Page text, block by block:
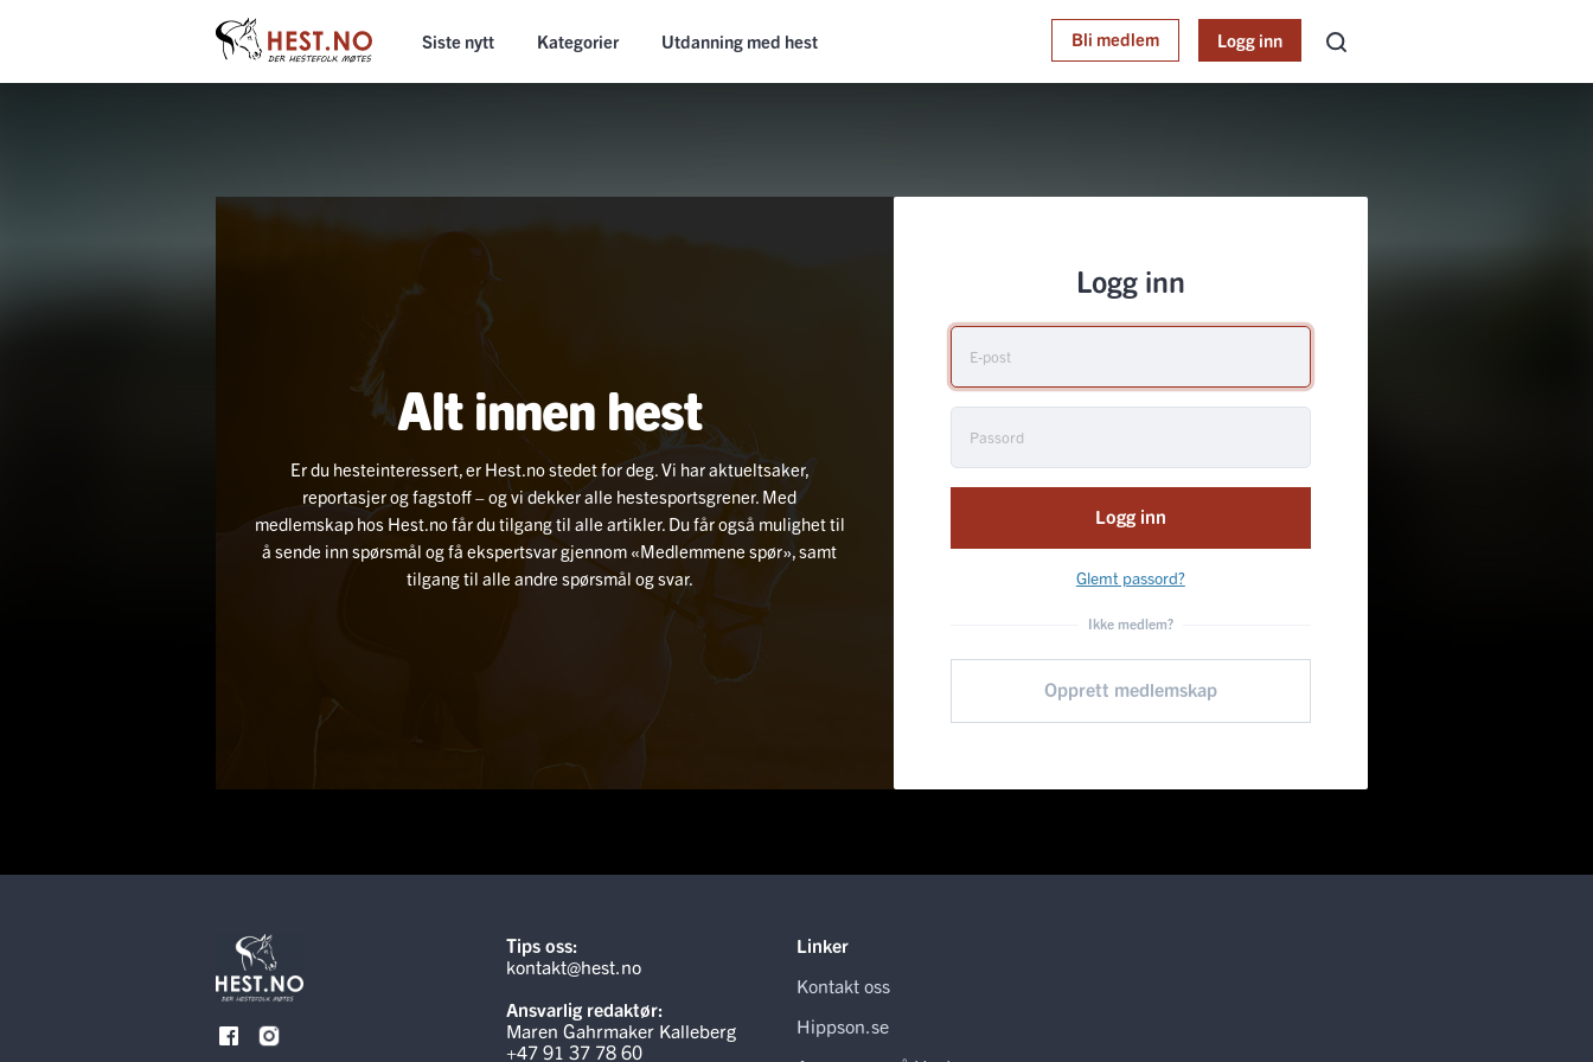
Siste nytt Kategorier Utdanning med hest Bli medlem Logg inn
Alt innen hest
Er du hesteinteressert, er Hest.no stedet for deg. Vi har aktueltsaker,
reportasjer og fagstoff – og vi dekker alle hestesportsgrener. Med
medlemskap hos Hest.no får du tilgang til alle artikler. Du får også mulighet til
å sende inn spørsmål og få ekspertsvar gjennom «Medlemmene spør», samt
tilgang til alle andre spørsmål og svar.
Logg inn
Logg inn
Glemt passord?
Ikke medlem?
Opprett medlemskap
Tips oss:
kontakt@hest.no
Ansvarlig redaktør:
Maren Gahrmaker Kalleberg
+47 91 37 78 60
Linker
Kontakt oss
Hippson.se